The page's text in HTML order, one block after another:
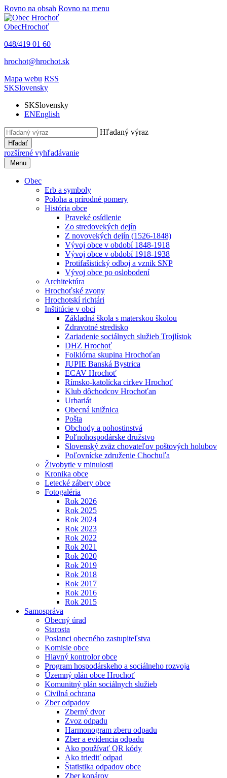
Rovno na obsah Rovno na menu
ObecHrochoť
048/419 01 60
hrochot@hrochot.sk
Mapa webu RSS
SKSlovensky
SKSlovensky
ENEnglish
Hľadaný výraz
Hľadať
rozšírené vyhľadávanie
Menu
Obec
Erb a symboly
Poloha a prírodné pomery
História obce
Praveké osídlenie
Zo stredovekých dejín
Z novovekých dejín (1526-1848)
Vývoj obce v období 1848-1918
Vývoj obce v období 1918-1938
Protifašistický odboj a vznik SNP
Vývoj obce po oslobodení
Architektúra
Hrochoťské zvony
Hrochotskí richtári
Inštitúcie v obci
Základná škola s materskou školou
Zdravotné stredisko
Zariadenie sociálnych služieb Trojlístok
DHZ Hrochoť
Folklórna skupina Hrochoťan
JUPIE Banská Bystrica
ECAV Hrochoť
Rímsko-katolícka cirkev Hrochoť
Klub dôchodcov Hrochoťan
Urbariát
Obecná knižnica
Pošta
Obchody a pohostinstvá
Poľnohospodárske družstvo
Slovenský zväz chovateľov poštových holubov
Poľovnícke združenie Chochuľa
Živobytie v minulosti
Kronika obce
Letecké zábery obce
Fotogaléria
Rok 2026
Rok 2025
Rok 2024
Rok 2023
Rok 2022
Rok 2021
Rok 2020
Rok 2019
Rok 2018
Rok 2017
Rok 2016
Rok 2015
Samospráva
Obecný úrad
Starosta
Poslanci obecného zastupiteľstva
Komisie obce
Hlavný kontrolor obce
Program hospodárskeho a sociálneho rozvoja
Územný plán obce Hrochoť
Komunitný plán sociálnych služieb
Civilná ochrana
Zber odpadov
Zberný dvor
Zvoz odpadu
Harmonogram zberu odpadu
Zber a evidencia odpadu
Ako používať QR kódy
Ako triediť odpad
Štatistika odpadov obce
Zber konárov